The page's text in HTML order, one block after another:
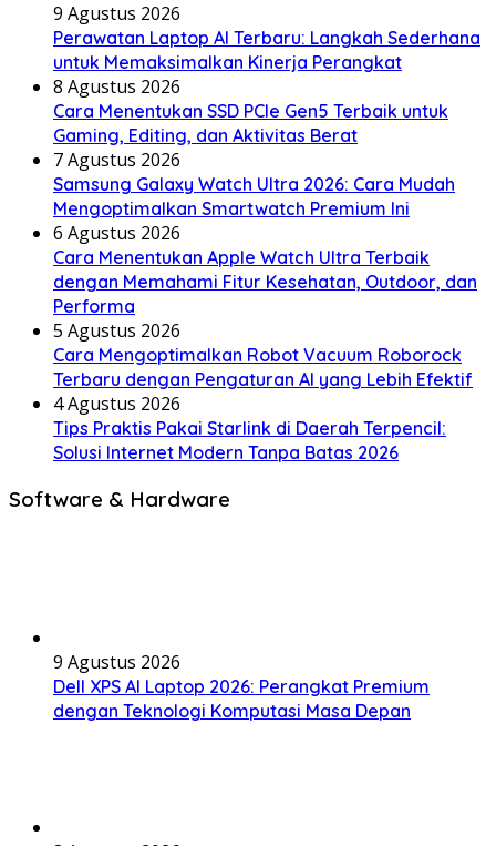
9 Agustus 2026
Perawatan Laptop AI Terbaru: Langkah Sederhana
untuk Memaksimalkan Kinerja Perangkat
8 Agustus 2026
Cara Menentukan SSD PCIe Gen5 Terbaik untuk
Gaming, Editing, dan Aktivitas Berat
7 Agustus 2026
Samsung Galaxy Watch Ultra 2026: Cara Mudah
Mengoptimalkan Smartwatch Premium Ini
6 Agustus 2026
Cara Menentukan Apple Watch Ultra Terbaik
dengan Memahami Fitur Kesehatan, Outdoor, dan
Performa
5 Agustus 2026
Cara Mengoptimalkan Robot Vacuum Roborock
Terbaru dengan Pengaturan AI yang Lebih Efektif
4 Agustus 2026
Tips Praktis Pakai Starlink di Daerah Terpencil:
Solusi Internet Modern Tanpa Batas 2026
Software & Hardware
9 Agustus 2026
Dell XPS AI Laptop 2026: Perangkat Premium
dengan Teknologi Komputasi Masa Depan